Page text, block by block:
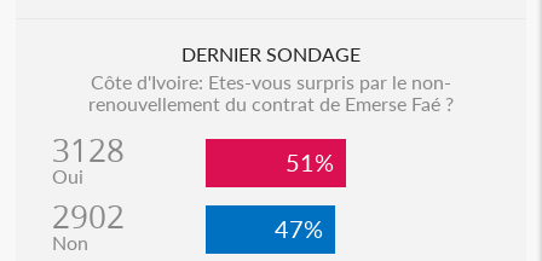
DERNIER SONDAGE
Côte d'Ivoire: Etes-vous surpris par le non-
renouvellement du contrat de Emerse Faé ?
3128
Oui 51%
2902
Non 47%